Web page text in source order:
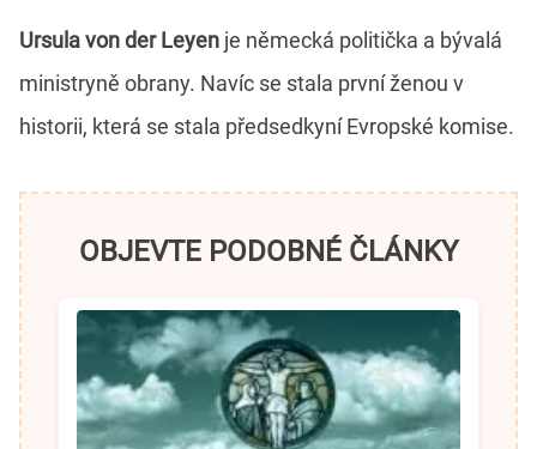
Ursula von der Leyen je německá politička a bývalá
ministryně obrany. Navíc se stala první ženou v
historii, která se stala předsedkyní Evropské komise.
OBJEVTE PODOBNÉ ČLÁNKY